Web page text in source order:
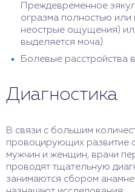
Преждевременное
огразма полностью или
неострые ощущения)
выделяется моча).
Болевые расстройства
Диагностика
В связи с большим
провоцирующих развитие
мужчин и женщин, врачи
проводят тщательную
занимаются сбором